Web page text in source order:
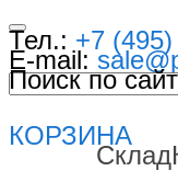
Тел.: +7
E-mail:
Поиск по
КОРЗИНА
Склад